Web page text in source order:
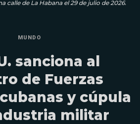
calle de La Habana el 29 de julio de 2026.
MUNDO
sanciona al
de Fuerzas
y cúpula
militar